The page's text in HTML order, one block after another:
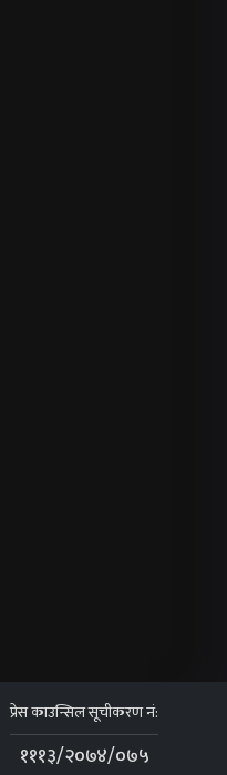
प्रेस काउन्सिल सूचीकरण नं:
१११३/२०७४/०७५